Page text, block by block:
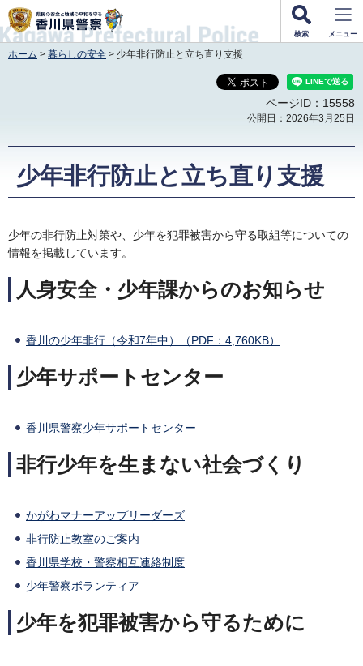
香川県警察
検索 メニュー
ホーム > 暮らしの安全 > 少年非行防止と立ち直り支援
ページID：15558
公開日：2026年3月25日
少年非行防止と立ち直り支援
少年の非行防止対策や、少年を犯罪被害から守る取組等についての
情報を掲載しています。
人身安全・少年課からのお知らせ
香川の少年非行（令和7年中）（PDF：4,760KB）
少年サポートセンター
香川県警察少年サポートセンター
非行少年を生まない社会づくり
かがわマナーアップリーダーズ
非行防止教室のご案内
香川県学校・警察相互連絡制度
少年警察ボランティア
少年を犯罪被害から守るために